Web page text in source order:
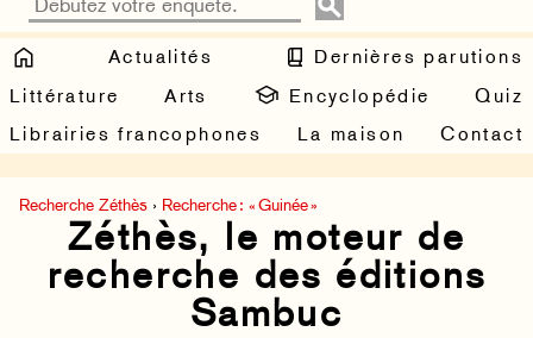
Actualités
Dernières parutions
Littérature
Arts Encyclopédie
Quiz
Librairies francophones
La maison Contact
Recherche Zéthès › Recherche : « Guinée »
Zéthès, le moteur de
recherche des éditions
Sambuc